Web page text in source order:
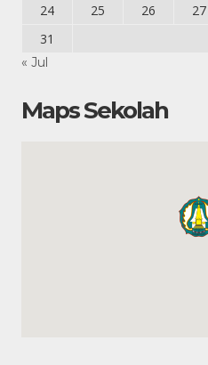
24
25 26 27
31
« Jul
Maps Sekolah